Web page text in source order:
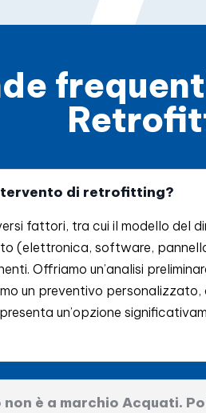
di retrofitting?
fattori, tra cui il modello del
(elettronica, software,
Offriamo un’analisi
un preventivo
un’opzione
non è a marchio Acquati.